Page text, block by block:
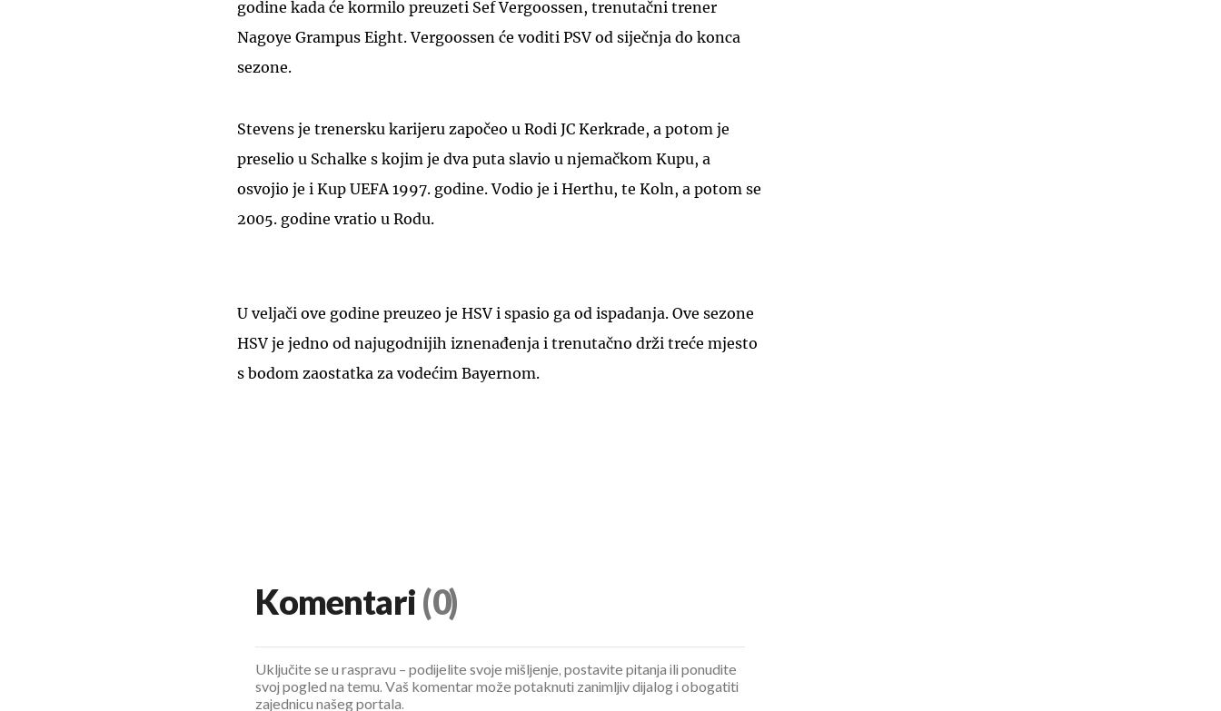
godine kada će kormilo preuzeti Sef Vergoossen, trenutačni trener
Nagoye Grampus Eight. Vergoossen će voditi PSV od siječnja do konca
sezone.
Stevens je trenersku karijeru započeo u Rodi JC Kerkrade, a potom je
preselio u Schalke s kojim je dva puta slavio u njemačkom Kupu, a
osvojio je i Kup UEFA 1997. godine. Vodio je i Herthu, te Koln, a potom se
2005. godine vratio u Rodu.
U veljači ove godine preuzeo je HSV i spasio ga od ispadanja. Ove sezone
HSV je jedno od najugodnijih iznenađenja i trenutačno drži treće mjesto
s bodom zaostatka za vodećim Bayernom.
Komentari (0)
Uključite se u raspravu – podijelite svoje mišljenje, postavite pitanja ili ponudite
svoj pogled na temu. Vaš komentar može potaknuti zanimljiv dijalog i obogatiti
zajednicu našeg portala.
UKLJUČITE NOTIFIKACIJE